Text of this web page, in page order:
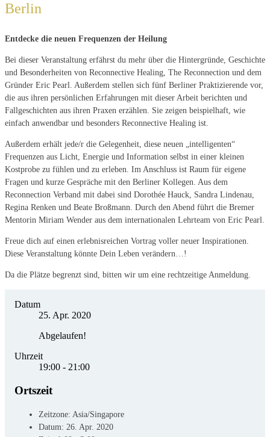
Berlin
Entdecke die neuen Frequenzen der Heilung
Bei dieser Veranstaltung erfährst du mehr über die Hintergründe, Geschichte
und Besonderheiten von Reconnective Healing, The Reconnection und dem
Gründer Eric Pearl. Außerdem stellen sich fünf Berliner Praktizierende vor,
die aus ihren persönlichen Erfahrungen mit dieser Arbeit berichten und
Fallgeschichten aus ihren Praxen erzählen. Sie zeigen beispielhaft, wie
einfach anwendbar und besonders Reconnective Healing ist.
Außerdem erhält jede/r die Gelegenheit, diese neuen „intelligenten“
Frequenzen aus Licht, Energie und Information selbst in einer kleinen
Kostprobe zu fühlen und zu erleben. Im Anschluss ist Raum für eigene
Fragen und kurze Gespräche mit den Berliner Kollegen. Aus dem
Reconnection Verband mit dabei sind Dorothée Hauck, Sandra Lindenau,
Regina Renken und Beate Broßmann. Durch den Abend führt die Bremer
Mentorin Miriam Wender aus dem internationalen Lehrteam von Eric Pearl.
Freue dich auf einen erlebnisreichen Vortrag voller neuer Inspirationen.
Diese Veranstaltung könnte Dein Leben verändern…!
Da die Plätze begrenzt sind, bitten wir um eine rechtzeitige Anmeldung.
Datum
25. Apr. 2020
Abgelaufen!
Uhrzeit
19:00 - 21:00
Ortszeit
Zeitzone: Asia/Singapore
Datum: 26. Apr. 2020